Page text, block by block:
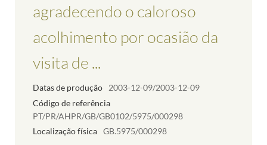
agradecendo o caloroso
acolhimento por ocasião da
visita de ...
Datas de produção
2003-12-09/2003-12-09
Código de referência
PT/PR/AHPR/GB/GB0102/5975/000298
Localização física GB.5975/000298